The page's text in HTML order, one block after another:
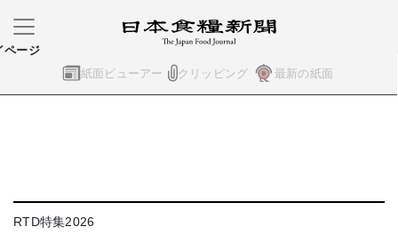
紙面ビューアー クリッピング 最新の紙面
ページ
RTD特集2026